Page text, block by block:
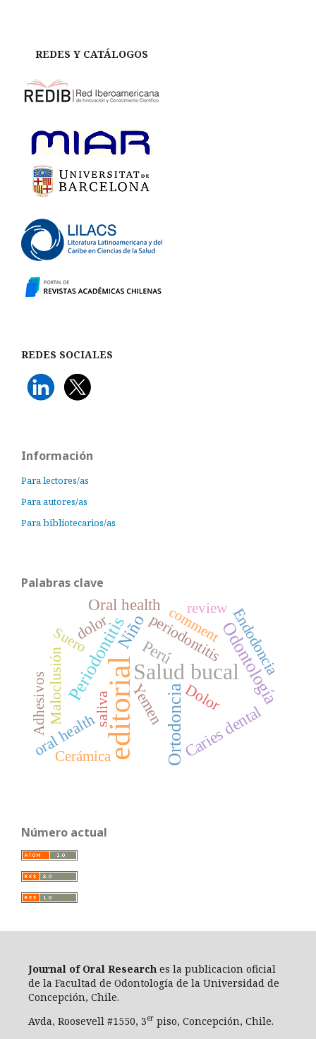
REDES Y CATÁLOGOS
REDES SOCIALES
Información
Para lectores/as
Para autores/as
Para bibliotecarios/as
Palabras clave
editorialSalud bucal
Ortodoncia
Periodontitis Odontología
Niño
Caries dental
Perú
Oral health
periodontitis
saliva Yemen
oral health
Dolor
Endodoncia
dolor
Maloclusión
Adhesivos
comment
review
Suero
Cerámica
Número actual
Journal of Oral Research es la publicacion oficial
de la Facultad de Odontología de la Universidad de
Concepción, Chile.
Avda, Roosevell #1550, 3er piso, Concepción, Chile.